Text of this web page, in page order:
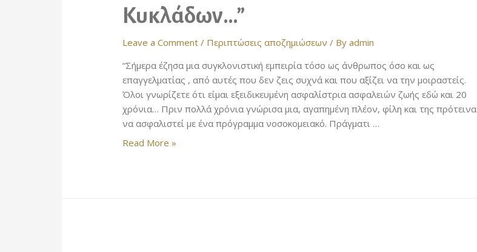
Κυκλάδων…”
Leave a Comment / Περιπτώσεις αποζημιώσεων / Byadmin
“Σήμερα έζησα μια συγκλονιστική εμπειρία τόσο ως άνθρωπος όσο και ως
επαγγελματίας , από αυτές που δεν ζεις συχνά και που αξίζει να την μοιραστείς.
Όλοι γνωρίζετε ότι είμαι εξειδικευμένη ασφαλίστρια ασφαλειών ζωής εδώ και 20
χρόνια… Πριν πολλά χρόνια γνώρισα μια, αγαπημένη πλέον, φίλη και της πρότεινα
να ασφαλιστεί με ένα πρόγραμμα νοσοκομειακό. Πράγματι …
Μαρτυρία:
Read More »